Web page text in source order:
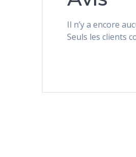
Il n’y a encore
Seuls les clients